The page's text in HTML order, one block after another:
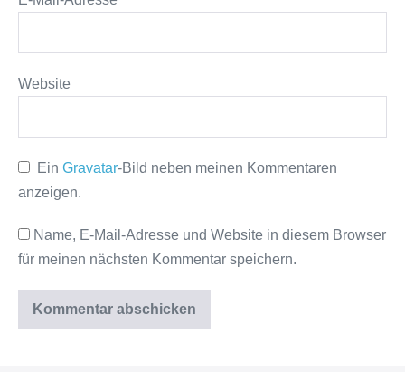
Website
EinGravatar-Bild neben meinen Kommentaren
anzeigen.
Name, E-Mail-Adresse und Website in diesem Browser
für meinen nächsten Kommentar speichern.